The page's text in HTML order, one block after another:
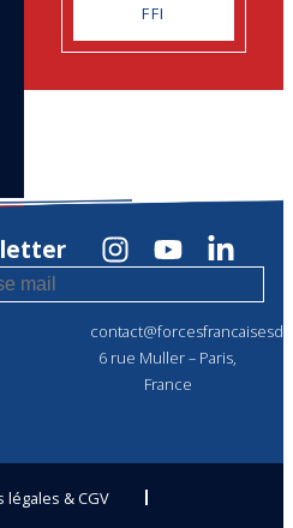
FFI
6 rue Muller – Paris,
France
légales & CGV